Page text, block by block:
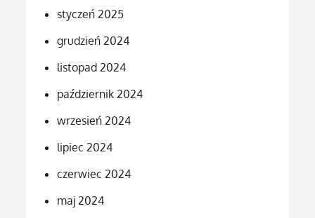
styczeń 2025
grudzień 2024
listopad 2024
październik 2024
wrzesień 2024
lipiec 2024
czerwiec 2024
maj 2024